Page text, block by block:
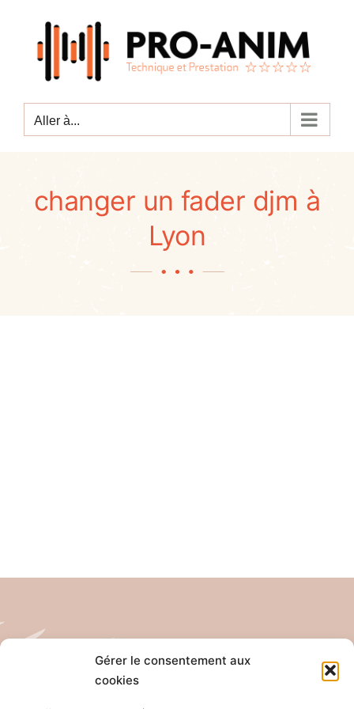
Gérer le consentement aux
cookies
contenu
Aller à...
changer un fader djm à
Lyon
Tél: 04 26 65 32 19